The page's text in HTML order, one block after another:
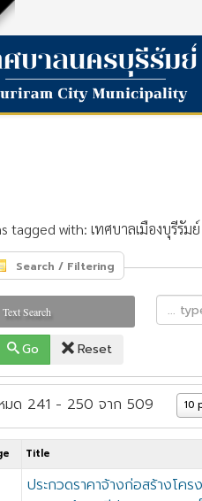
tagged with: เทศบาลเมืองบุรีรัมย์
Search / Filtering
Text Search
Go Reset
มด 241 - 250 จาก 509 10
Title
ประกวดราคาจ้างก่อสร้างโค